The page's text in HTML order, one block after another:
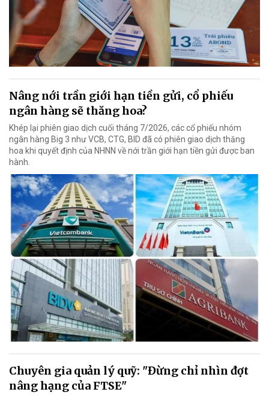
Nâng nới trần giới hạn tiền gửi, cổ phiếu
ngân hàng sẽ thăng hoa?
Khép lại phiên giao dịch cuối tháng 7/2026, các cổ phiếu nhóm
ngân hàng Big 3 như VCB, CTG, BID đã có phiên giao dịch thăng
hoa khi quyết định của NHNN về nới trần giới hạn tiền gửi được ban
hành.
Chuyên gia quản lý quỹ: "Đừng chỉ nhìn đợt
nâng hạng của FTSE"